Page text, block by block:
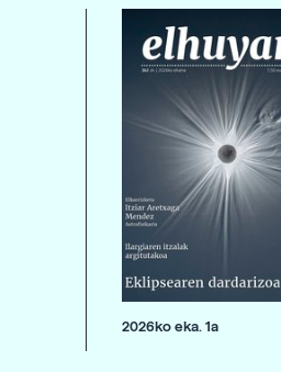
2026ko eka. 1a